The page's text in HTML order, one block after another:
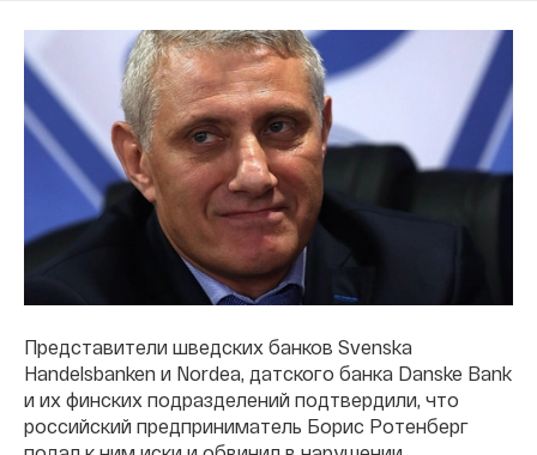
Представители шведских банков Svenska
Handelsbanken и Nordea, датского банка Danske Bank
и их финских подразделений подтвердили, что
российский предприниматель Борис Ротенберг